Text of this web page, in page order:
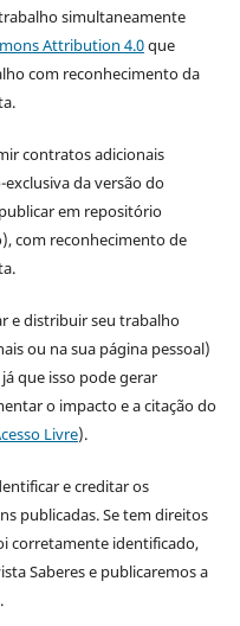
simultaneamente
Attribution 4.0que
com reconhecimento da
contratos adicionais
da versão do
em repositório
com reconhecimento de
e distribuir seu trabalho
ou na sua página pessoal)
que isso pode gerar
o impacto e a citação do
Livre).
e creditar os
publicadas. Se tem direitos
corretamente identificado,
Saberes e publicaremos a